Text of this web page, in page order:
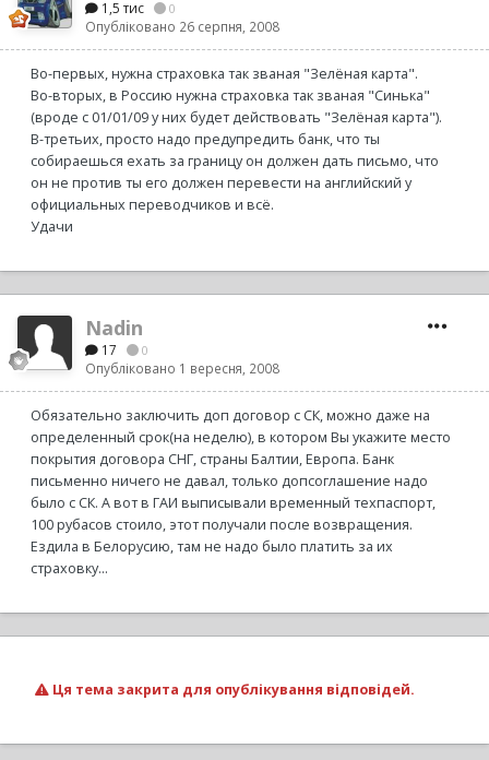
1,5 тис 0
Опубліковано 26 серпня, 2008
Во-первых, нужна страховка так званая "Зелёная карта".
Во-вторых, в Россию нужна страховка так званая "Синька"
(вроде с 01/01/09 у них будет действовать "Зелёная карта").
В-третьих, просто надо предупредить банк, что ты
собираешься ехать за границу он должен дать письмо, что
он не против ты его должен перевести на английский у
официальных переводчиков и всё.
Удачи
Nadin
17 0
Опубліковано 1 вересня, 2008
Обязательно заключить доп договор с СК, можно даже на
определенный срок(на неделю), в котором Вы укажите место
покрытия договора СНГ, страны Балтии, Европа. Банк
письменно ничего не давал, только допсоглашение надо
было с СК. А вот в ГАИ выписывали временный техпаспорт,
100 рубасов стоило, этот получали после возвращения.
Ездила в Белорусию, там не надо было платить за их
страховку...
Ця тема закрита для опублікування відповідей.